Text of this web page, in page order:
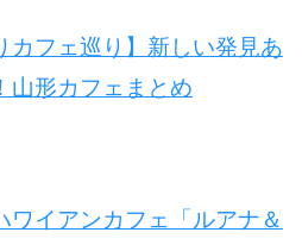
カフェ巡り】新しい発見あ
山形カフェまとめ
ワイアンカフェ「ルアナ＆